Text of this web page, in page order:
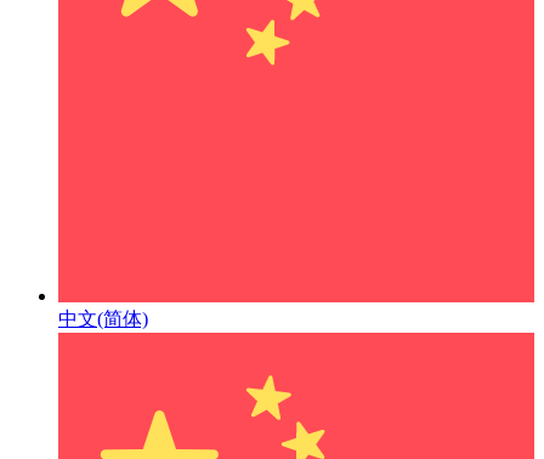
中文(简体)